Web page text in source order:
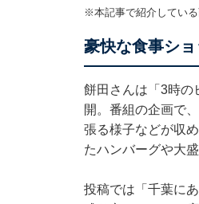
※本記事で紹介している
豪快な食事ショ
餅田さんは「3時
開。番組の企画で
張る様子などが収
たハンバーグや大
投稿では「千葉に